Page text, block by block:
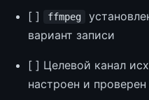
[ ] ffmpeg
вариант записи
[ ] Целевой канал
настроен и проверен